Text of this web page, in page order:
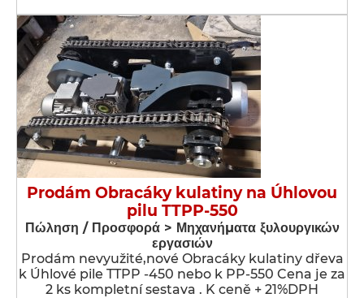
Prodám Obracáky kulatiny na Úhlovou
pilu TTPP-550
Πώληση / Προσφορά > Μηχανήματα ξυλουργικών
εργασιών
Prodám nevyužité,nové Obracáky kulatiny dřeva
k Úhlové pile TTPP -450 nebo k PP-550 Cena je za
2 ks kompletní sestava . K ceně + 21%DPH